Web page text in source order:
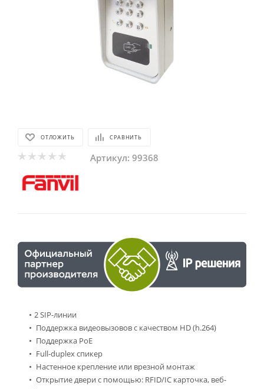
ОТЛОЖИТЬ СРАВНИТЬ
Артикул: 99368
2 SIP-линии
Поддержка видеовызовов с качеством HD (h.264)
Поддержка PoE
Full-duplex спикер
Настенное крепление или врезной монтаж
Открытие двери с помощью: RFID/IC карточка, веб-